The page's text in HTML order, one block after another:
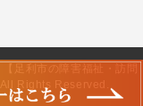
足利市の障害福祉・訪問
Rights Reserved.